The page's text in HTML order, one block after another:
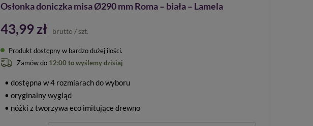
Osłonka doniczka misa Ø290 mm Roma – biała – Lamela
43,99 zł brutto / szt.
Produkt dostępny w bardzo dużej ilości
Zamów do 12:00 to wyślemy dzisiaj
• dostępna w 4 rozmiarach do wyboru
• oryginalny wygląd
• nóżki z tworzywa eco imitujące drewno